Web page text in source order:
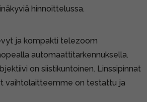
hinnoittelussa.
ja kompakti telezoom
automaattitarkennuksella.
on siistikuntoinen. Linssipinnat
vaihtolaitteemme on testattu ja